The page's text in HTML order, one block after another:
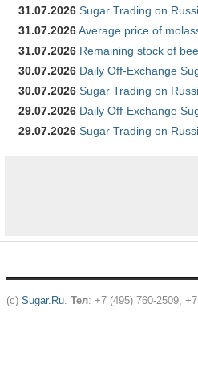
31.07.2026 Sugar Trading on
31.07.2026Average price of
31.07.2026 Remaining stock of
30.07.2026 Daily Off-Exchange
30.07.2026 Sugar Trading on
29.07.2026 Daily Off-Exchange
29.07.2026 Sugar Trading on
(c) Sugar.Ru. Тел: +7 (495) 760-2509,